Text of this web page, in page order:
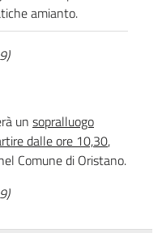
amianto.
un sopralluogo
dalle ore 10,30,
Comune di Oristano.